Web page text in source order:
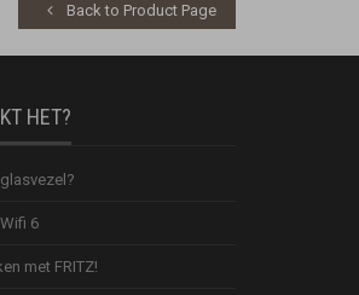
Back to Product Page
HET?
6
met FRITZ!